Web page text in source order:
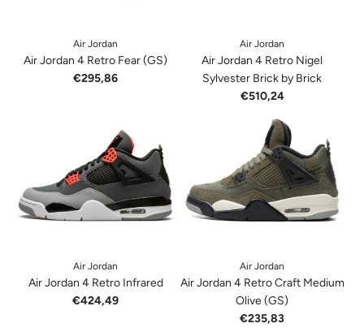
Air Jordan
Air Jordan 4 Retro Fear (GS)
€295,86
Air Jordan
Air Jordan 4 Retro Nigel
Sylvester Brick by Brick
€510,24
Air Jordan
Air Jordan 4 Retro Infrared
€424,49
Air Jordan
Air Jordan 4 Retro Craft Medium
Olive (GS)
€235,83